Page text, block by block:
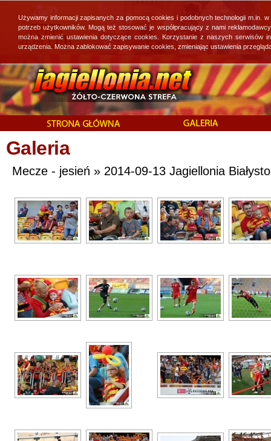
Galeria
Mecze - jesień » 2014-09-13 Jagiellonia
Używamy informacji zapisanych za pomocą cookies i podobnych technologii
potrzeb użytkowników. Mogą też stosować je współpracujący z nami
można zmienić ustawienia dotyczące cookies. Korzystanie z naszych
urządzenia. Można zablokować zapisywanie cookies, zmieniając ustawienia